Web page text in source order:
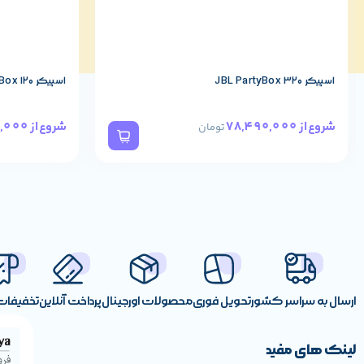
اسپیکر JBL PartyBox 320
شروع از78,490,000 تومان
اسپیکر JBL PartyBox 120
شروع از57,190,000
ارسال به سراسر کشورتحویل فوریمحصولات اورجینالپرداخت آنلاین
لینک های مفید